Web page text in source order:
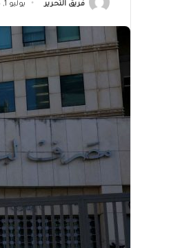
فريق التحرير يوليو 1, 2025